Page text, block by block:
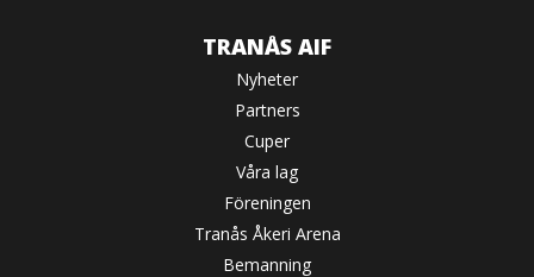
TRANÅS AIF
Nyheter
Partners
Cuper
Våra lag
Föreningen
Tranås Åkeri Arena
Bemanning